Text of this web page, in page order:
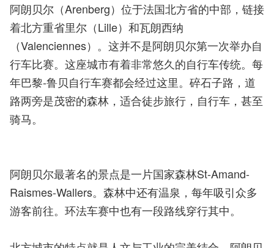
阿朗贝尔（Arenberg）位于法国北方省的中部，链接
着北方重省里尔（Lille）和瓦朗西纳
（Valenciennes）。这并不是阿朗贝尔第一次举办自
行车比赛。这座城市有着非常悠久的自行车传统。每
年巴黎-鲁贝自行车赛都会经过这里。碎石子路，道
路两旁是茂密的森林，适合徒步旅行，自行车，甚至
骑马。
阿朗贝尔最著名的景点是一片国家森林St-Amand-
Raismes-Wallers。森林中还有温泉，每年吸引众多
游客前往。环法车赛中也有一段路线穿行其中。